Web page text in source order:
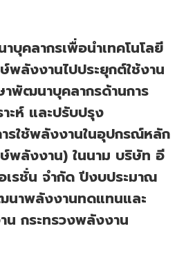
บุคลากรเพื่อนำเทคโนโลยี
พลังงานไปประยุกต์ใช้งาน
าพัฒนาบุคลากรด้านการ
ะห์ และปรับปรุง
รใช้พลังงานในอุปกรณ์หลัก
พลังงาน) ในนาม บริษัท อี
เรชั่น จำกัด ปีงบประมาณ
าพลังงานทดแทนและ
กระทรวงพลังงาน